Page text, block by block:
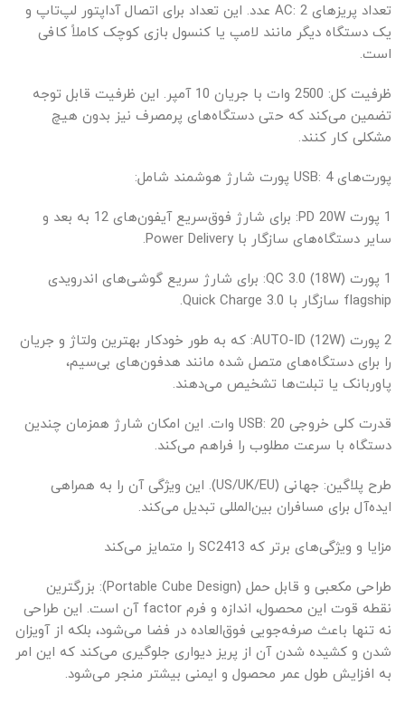
تعداد پریزهای AC: 2 عدد. این تعداد برای اتصال آداپتور لپ‌تاپ و
یک دستگاه دیگر مانند لامپ یا کنسول بازی کوچک کاملاً کافی
است.
ظرفیت کل: 2500 وات با جریان 10 آمپر. این ظرفیت قابل توجه
تضمین می‌کند که حتی دستگاه‌های پرمصرف نیز بدون هیچ
مشکلی کار کنند.
پورت‌های USB: 4 پورت شارژ هوشمند شامل:
1 پورت PD 20W: برای شارژ فوق‌سریع آیفون‌های 12 به بعد و
سایر دستگاه‌های سازگار با Power Delivery.
1 پورت QC 3.0 (18W): برای شارژ سریع گوشی‌های اندرویدی
flagship سازگار با Quick Charge 3.0.
2 پورت AUTO-ID (12W): که به طور خودکار بهترین ولتاژ و جریان
را برای دستگاه‌های متصل شده مانند هدفون‌های بی‌سیم،
پاوربانک یا تبلت‌ها تشخیص می‌دهند.
قدرت کلی خروجی USB: 20 وات. این امکان شارژ همزمان چندین
دستگاه با سرعت مطلوب را فراهم می‌کند.
طرح پلاگین: جهانی (US/UK/EU). این ویژگی آن را به همراهی
ایده‌آل برای مسافران بین‌المللی تبدیل می‌کند.
مزایا و ویژگی‌های برتر که SC2413 را متمایز می‌کند
طراحی مکعبی و قابل حمل (Portable Cube Design): بزرگترین
نقطه قوت این محصول، اندازه و فرم factor آن است. این طراحی
نه تنها باعث صرفه‌جویی فوق‌العاده در فضا می‌شود، بلکه از آویزان
شدن و کشیده شدن آن از پریز دیواری جلوگیری می‌کند که این امر
به افزایش طول عمر محصول و ایمنی بیشتر منجر می‌شود.